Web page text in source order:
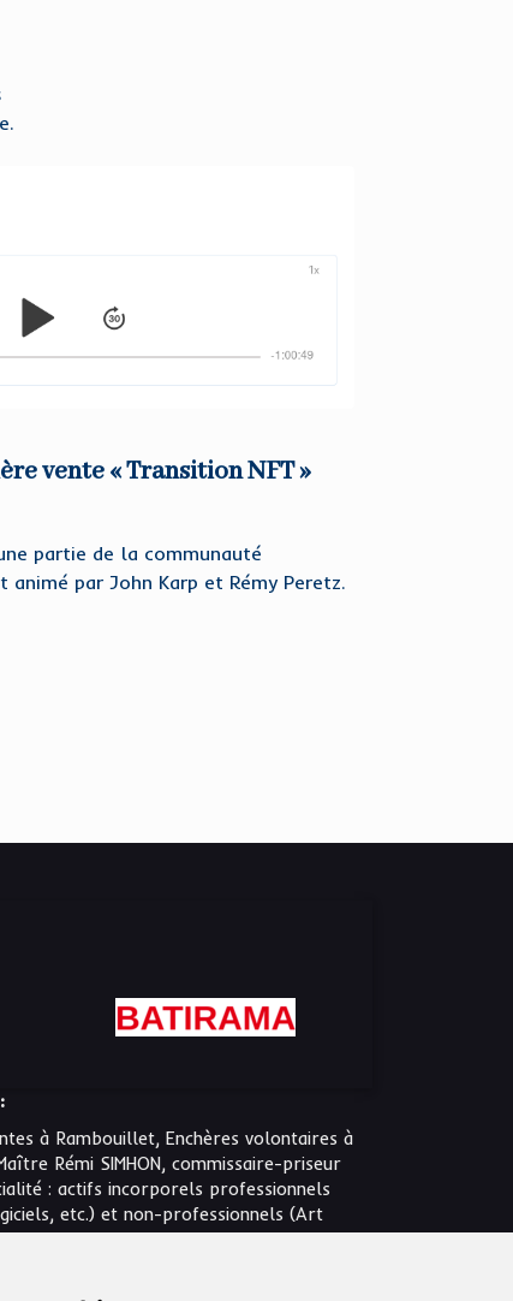
vente « Transition NFT »
partie de la communauté
par John Karp et Rémy Peretz.
à Rambouillet, Enchères volontaires à
Rémi SIMHON, commissaire-priseur
: actifs incorporels professionnels
etc.) et non-professionnels (Art